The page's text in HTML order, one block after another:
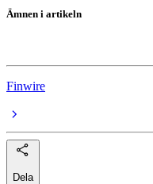
Ämnen i artikeln
Finwire
Dela